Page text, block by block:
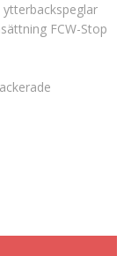
FCW-Stop